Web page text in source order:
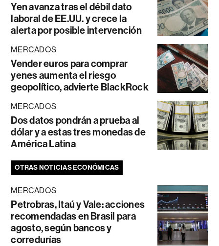
Yen avanza tras el débil dato
laboral de EE.UU. y crece la
alerta por posible intervención
MERCADOS
Vender euros para comprar
yenes aumenta el riesgo
geopolítico, advierte BlackRock
MERCADOS
Dos datos pondrán a prueba al
dólar y a estas tres monedas de
América Latina
OTRAS NOTICIAS ECONÓMICAS
MERCADOS
Petrobras, Itaú y Vale: acciones
recomendadas en Brasil para
agosto, según bancos y
corredurías